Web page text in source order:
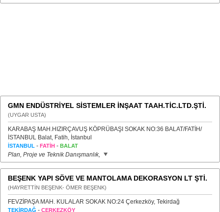
GMN ENDÜSTRİYEL SİSTEMLER İNŞAAT TAAH.TİC.LTD.ŞTİ.
(UYGAR USTA)
KARABAŞ MAH.HIZIRÇAVUŞ KÖPRÜBAŞI SOKAK NO:36 BALAT/FATİH/
İSTANBUL Balat, Fatih, İstanbul
İSTANBUL - FATİH - BALAT
Plan, Proje ve Teknik Danışmanlık,
BEŞENK YAPI SÖVE VE MANTOLAMA DEKORASYON LT ŞTİ.
(HAYRETTİN BEŞENK- ÖMER BEŞENK)
FEVZİPAŞA MAH. KULALAR SOKAK NO:24 Çerkezköy, Tekirdağ
TEKİRDAĞ - ÇERKEZKÖY